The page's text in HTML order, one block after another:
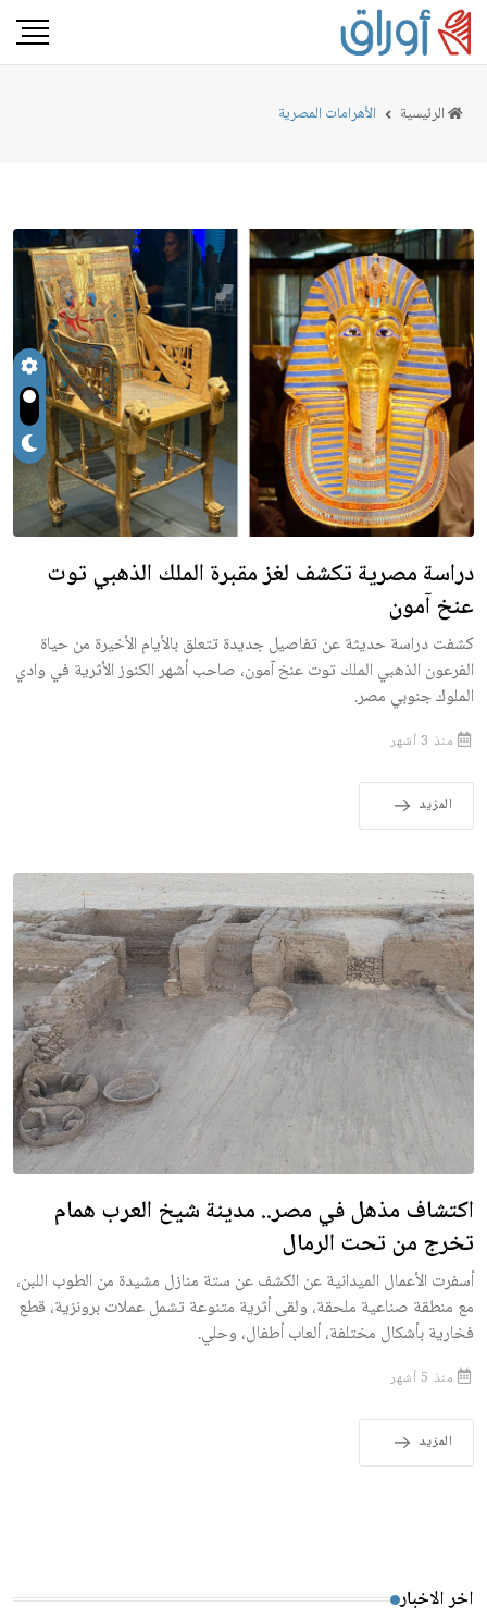
الرئيسية الأهرامات المصرية
دراسة مصرية تكشف لغز مقبرة الملك الذهبي توت
عنخ آمون
كشفت دراسة حديثة عن تفاصيل جديدة تتعلق بالأيام الأخيرة من حياة
الفرعون الذهبي الملك توت عنخ آمون، صاحب أشهر الكنوز الأثرية في وادي
الملوك جنوبي مصر.
منذ 3 أشهر
المزيد
اكتشاف مذهل في مصر.. مدينة شيخ العرب همام
تخرج من تحت الرمال
أسفرت الأعمال الميدانية عن الكشف عن ستة منازل مشيدة من الطوب اللبن،
مع منطقة صناعية ملحقة، ولقى أثرية متنوعة تشمل عملات برونزية، قطع
فخارية بأشكال مختلفة، ألعاب أطفال، وحلي.
منذ 5 أشهر
المزيد
اخر الاخبار